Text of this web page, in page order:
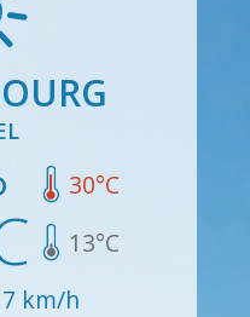
30°C
13°C
km/h